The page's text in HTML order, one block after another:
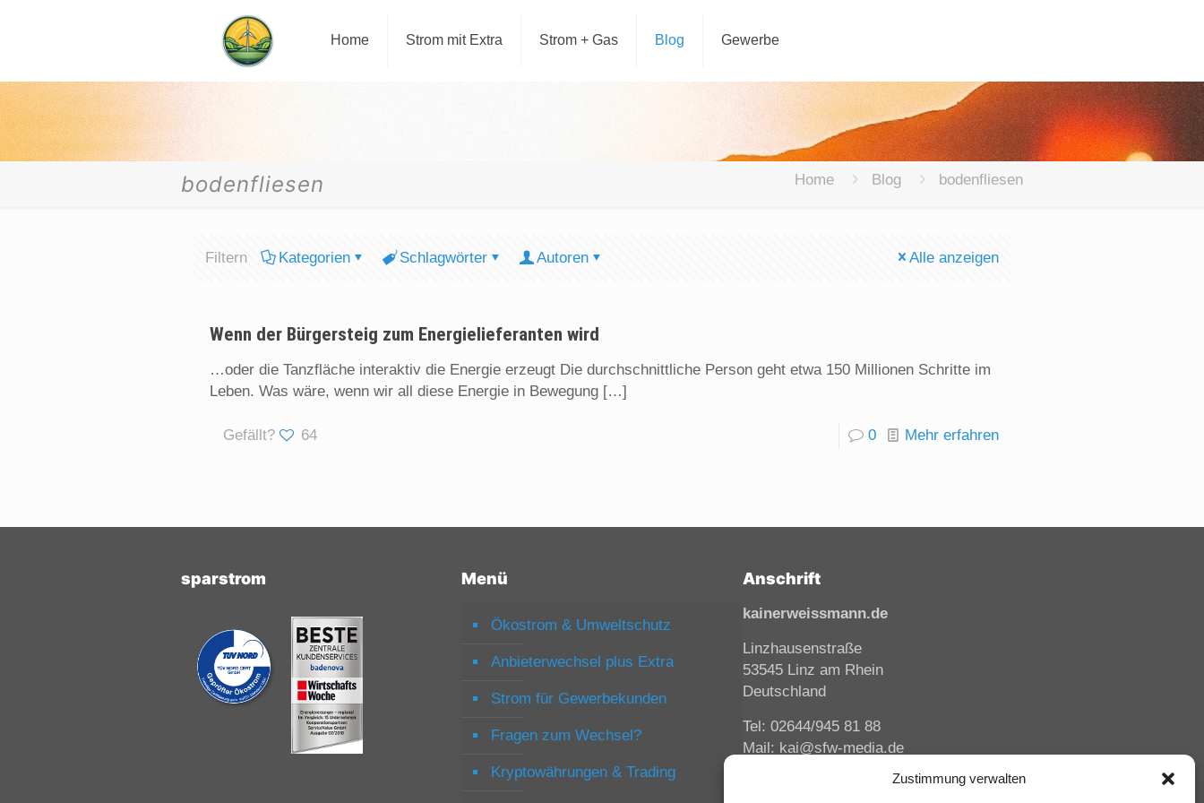
Zustimmung verwalten
Home Strom mit Extra Strom + Gas Blog Gewerbe
bodenfliesen Home Blog bodenfliesen
Filtern Kategorien Schlagwörter Autoren Alle anzeigen
Wenn der Bürgersteig zum Energielieferanten wird
…oder die Tanzfläche interaktiv die Energie erzeugt Die durchschnittliche Person geht etwa 150 Millionen Schritte im
Leben. Was wäre, wenn wir all diese Energie in Bewegung […]
Gefällt? 64 0 Mehr erfahren
sparstrom Menü
Ökostrom & Umweltschutz
Anbieterwechsel plus Extra
Strom für Gewerbekunden
Fragen zum Wechsel?
Kryptowährungen & Trading
Anschrift
kainerweissmann.de
Linzhausenstraße
53545 Linz am Rhein
Deutschland
Tel: 02644/945 81 88
Mail: kai@sfw-media.de